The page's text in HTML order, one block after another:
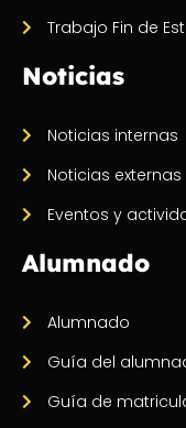
Trabajo Fin de
Noticias
Noticias internas
Noticias externas
Eventos y
Alumnado
Alumnado
Guía del
Guía de